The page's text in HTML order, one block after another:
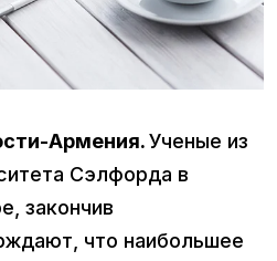
Армения.Ученые из
Сэлфорда в
закончив
что наибольшее